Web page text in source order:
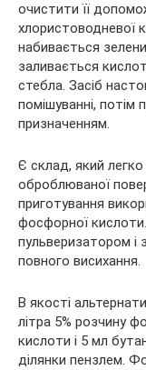
очистити її
хлористоводневої
набивається
заливається
стебла. Засіб
помішуванні, потім
призначенням.
Є склад, який легко
оброблюваної
приготування
фосфорної
пульверизатором і
повного висихання.
В якості
літра 5% розчину
кислоти і 5 мл
ділянки пензлем.